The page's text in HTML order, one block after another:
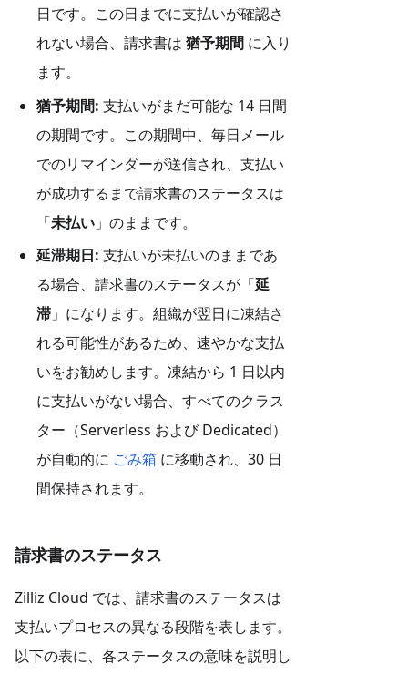
日です。この日までに支払いが確認さ
れない場合、請求書は 猶予期間 に入り
ます。
猶予期間: 支払いがまだ可能な 14 日間
の期間です。この期間中、毎日メール
でのリマインダーが送信され、支払い
が成功するまで請求書のステータスは
「未払い 」のままです。
延滞期日: 支払いが未払いのままであ
る場合、請求書のステータスが「延
滞 」になります。組織が翌日に凍結さ
れる可能性があるため、速やかな支払
いをお勧めします。凍結から 1 日以内
に支払いがない場合、すべてのクラス
ター（Serverless および Dedicated）
が自動的に ごみ箱 に移動され、30 日
間保持されます。
請求書のステータス
Zilliz Cloud では、請求書のステータスは
支払いプロセスの異なる段階を表します。
以下の表に、各ステータスの意味を説明し